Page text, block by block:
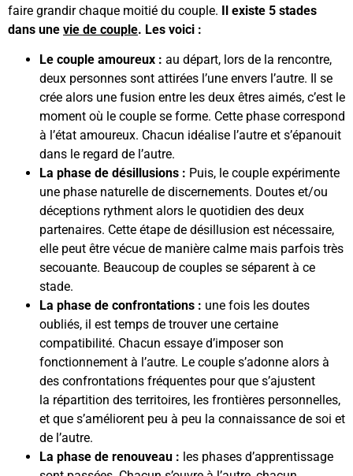
faire grandir chaque moitié du couple. Il existe 5 stades
dans une vie de couple. Les voici :
Le couple amoureux : au départ, lors de la rencontre,
deux personnes sont attirées l’une envers l’autre. Il se
crée alors une fusion entre les deux êtres aimés, c’est le
moment où le couple se forme. Cette phase correspond
à l’état amoureux. Chacun idéalise l’autre et s’épanouit
dans le regard de l’autre.
La phase de désillusions : Puis, le couple expérimente
une phase naturelle de discernements. Doutes et/ou
déceptions rythment alors le quotidien des deux
partenaires. Cette étape de désillusion est nécessaire,
elle peut être vécue de manière calme mais parfois très
secouante. Beaucoup de couples se séparent à ce
stade.
La phase de confrontations : une fois les doutes
oubliés, il est temps de trouver une certaine
compatibilité. Chacun essaye d’imposer son
fonctionnement à l’autre. Le couple s’adonne alors à
des confrontations fréquentes pour que s’ajustent
la répartition des territoires, les frontières personnelles,
et que s’améliorent peu à peu la connaissance de soi et
de l’autre.
La phase de renouveau : les phases d’apprentissage